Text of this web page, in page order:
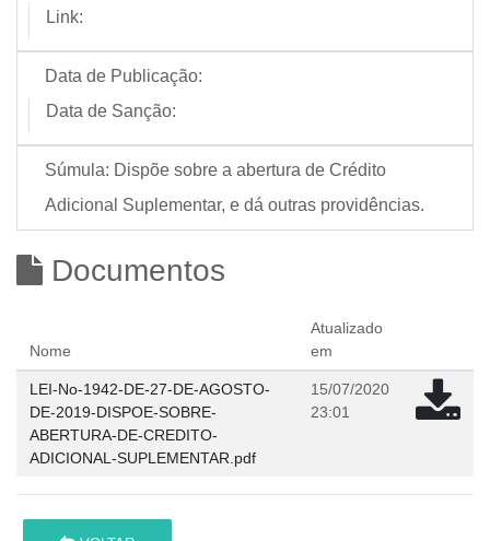
Link:
Data de Publicação:
Data de Sanção:
Súmula: Dispõe sobre a abertura de Crédito
Adicional Suplementar, e dá outras providências.
Documentos
Nome
Atualizado
em
LEI-No-1942-DE-27-DE-AGOSTO-
DE-2019-DISPOE-SOBRE-
ABERTURA-DE-CREDITO-
ADICIONAL-SUPLEMENTAR.pdf
15/07/2020
23:01